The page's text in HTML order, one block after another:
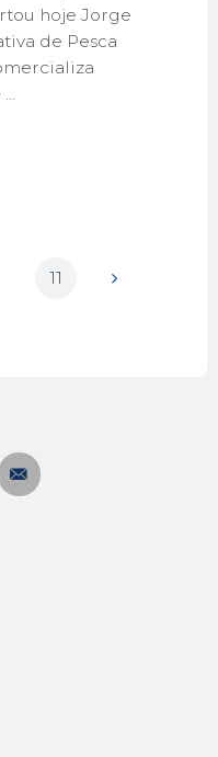
hoje Jorge
de Pesca
11